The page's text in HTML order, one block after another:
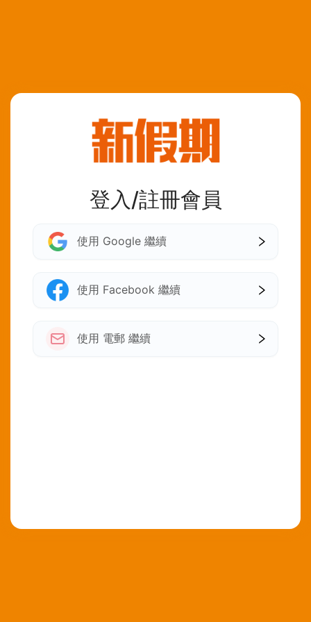
登入/註冊會員
使用 Google 繼續
使用 Facebook 繼續
使用 電郵 繼續